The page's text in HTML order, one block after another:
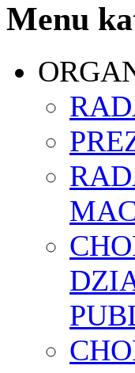
Menu